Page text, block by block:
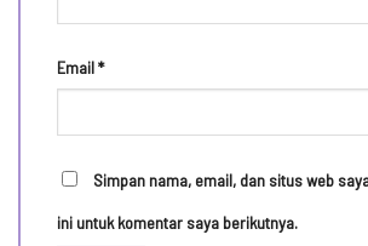
Email*
Simpan nama, email, dan situs web
ini untuk komentar saya berikutnya.